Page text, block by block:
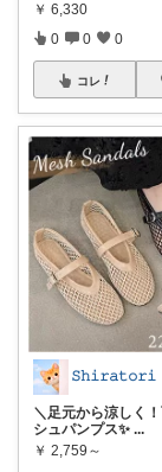
￥ 6,330
0 0 0
コレ
𝚂𝚑𝚒𝚛𝚊𝚝𝚘𝚛𝚒
＼足元から涼しく
シュパンプス✨ ...
￥ 2,759～